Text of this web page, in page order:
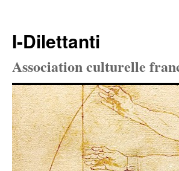
I-Dilettanti
Association culturelle